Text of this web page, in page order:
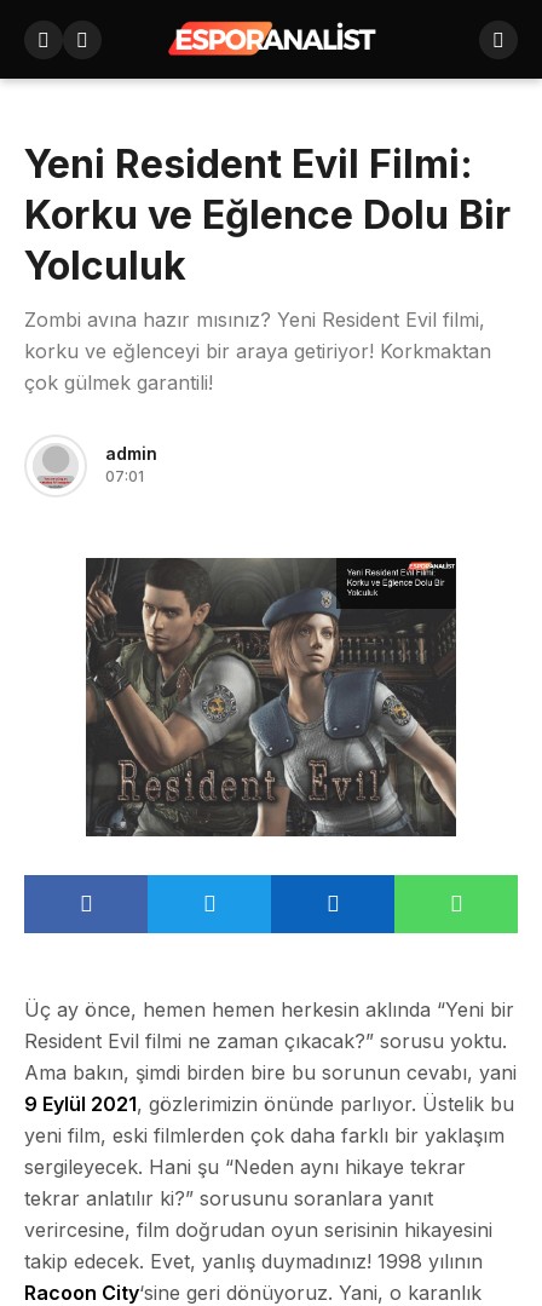
Yeni Resident Evil Filmi:
Korku ve Eğlence Dolu Bir
Yolculuk
Zombi avına hazır mısınız? Yeni Resident Evil filmi,
korku ve eğlenceyi bir araya getiriyor! Korkmaktan
çok gülmek garantili!
admin
07:01
Üç ay önce, hemen hemen herkesin aklında “Yeni bir
Resident Evil filmi ne zaman çıkacak?” sorusu yoktu.
Ama bakın, şimdi birden bire bu sorunun cevabı, yani
9 Eylül 2021, gözlerimizin önünde parlıyor. Üstelik bu
yeni film, eski filmlerden çok daha farklı bir yaklaşım
sergileyecek. Hani şu “Neden aynı hikaye tekrar
tekrar anlatılır ki?” sorusunu soranlara yanıt
verircesine, film doğrudan oyun serisinin hikayesini
takip edecek. Evet, yanlış duymadınız! 1998 yılının
Racoon City‘sine geri dönüyoruz. Yani, o karanlık